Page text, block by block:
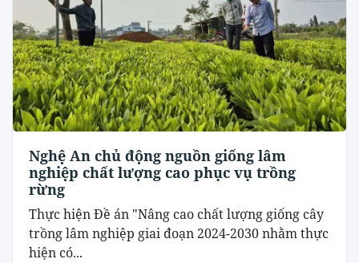
Nghệ An chủ động nguồn giống lâm
nghiệp chất lượng cao phục vụ trồng
rừng
Thực hiện Đề án "Nâng cao chất lượng giống cây
trồng lâm nghiệp giai đoạn 2024-2030 nhằm thực
hiện có...